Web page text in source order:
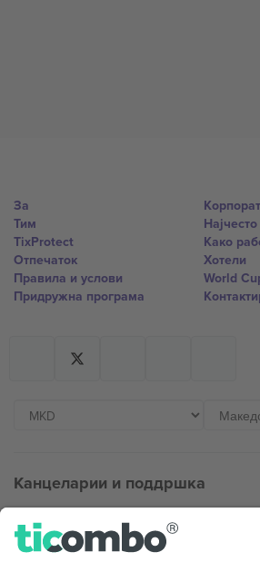
За
Тим
TixProtect
Отпечаток
Правила и услови
Придружна програма
Како
Хотели
World
Канцеларии и поддршка
Germany
Unter den Linden 24, 10117
167